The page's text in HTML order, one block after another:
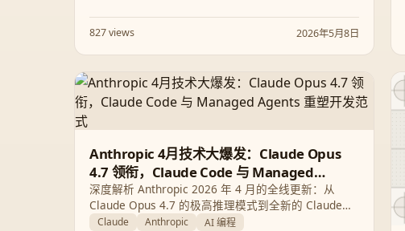
827 views 2026年5月8日
Anthropic 4月技术大爆发：Claude Opus
4.7 领衔，Claude Code 与 Managed
Agents 重塑开发范式
深度解析 Anthropic 2026 年 4 月的全线更新：从
Claude Opus 4.7 的极高推理模式到全新的 Claude
Design 视觉协作平台，再到 Claude Code 的架构质
Claude Anthropic AI 编程